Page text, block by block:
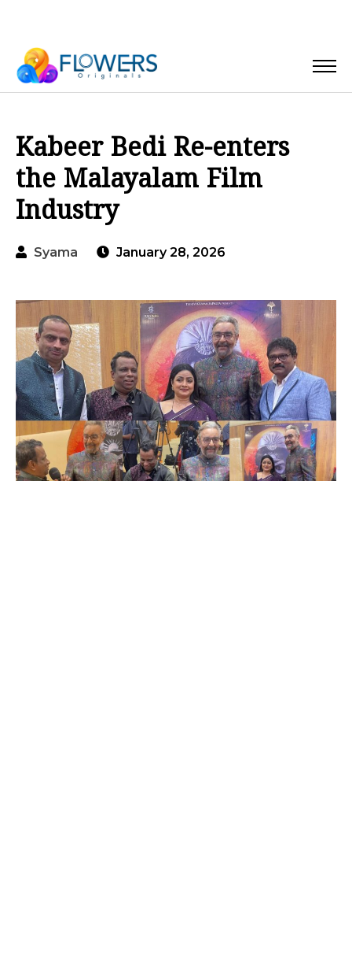
Kabeer Bedi Re-enters
the Malayalam Film
Industry
Syama January 28, 2026